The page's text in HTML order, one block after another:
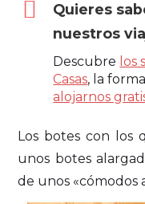
Quieres
nuestros
Descubre los
Casas, la
alojarnos
Los botes con los
unos botes
de unos «cómodos